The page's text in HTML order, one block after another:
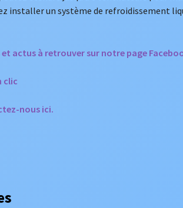
installer un système de refroidissement
actus à retrouver sur notre page
clic
nous ici.